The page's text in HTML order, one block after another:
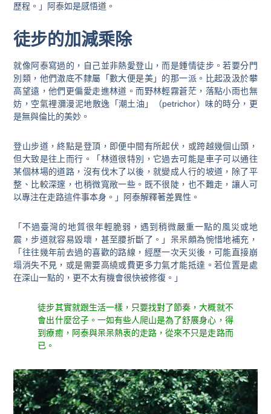
歷程。」阿泰如是感悟道。
徒步的加減乘除
就像阿泰寫過的，自己並非熱愛登山，而是鍾情徒步。若要分門
別類，他們澈底不隸屬「數大便是美」的那一派。比起汲汲於攀
高望遠，他們更偏愛走進林道。而野林輕霧蒼茫，落點小雨也無
妨，空氣裡瀰漫泥地散逸「潮土油」（petrichor）味的時分，更
是無與倫比的美妙。
登山步道，終點是登頂，即便中間有所起伏，或跨越幾個山頭，
但大致是往上而行。「林道很特別，它過去可能是車子可以通往
某個林場的道路，沒有伐木了以後，就變成人行的坡道，除了平
整、比較深邃，也稍微寬敞一些。既不很陡，也不難走，讓人可
以專注在走路這件事本身。」阿泰解釋著差異性。
「不過臺灣的地質很年輕脆弱 ，遇到稍微嚴重一點的風災或地
震，步道就容易毀壞，甚至腰折斷了。」呆呆頗為惋惜地補充，
「往往幾年前去過的喜歡的路線，經歷一次天災後，可能直接崩
塌消失不⾒，或是需要⾼繞或費更多⼒氣才能抵達。若位置是處
在深山⼀點的，更不太有機會很快被修復。」
徒步其實就跟生活一樣，只要找對了節奏，大概就不
會出什麼岔子。一如有些人爬山是為了舒展身心，得
到療癒，阿泰與呆呆熱衷的走路，從來不只是走路而
已。